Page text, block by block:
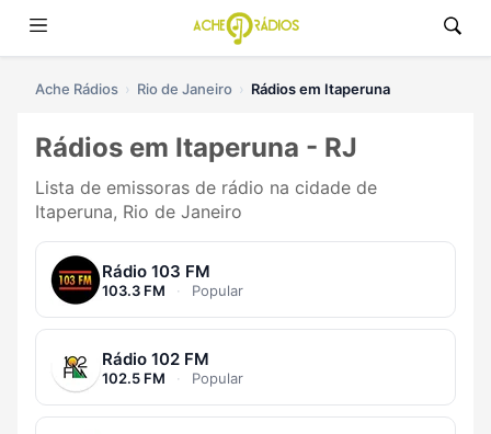
Ache Rádios Rio de Janeiro Rádios em Itaperuna
Rádios em Itaperuna - RJ
Lista de emissoras de rádio na cidade de
Itaperuna, Rio de Janeiro
Rádio 103 FM
103.3 FM · Popular
Rádio 102 FM
102.5 FM · Popular